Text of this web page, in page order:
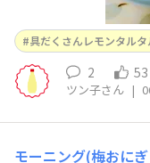
具だくさんレモンタルタ
2 53
ツン子さん |
モーニング(梅おに